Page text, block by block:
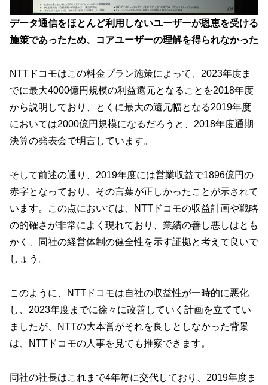
データ通信をほとんど利用しないユーザーが恩恵を受ける
施策であったため、コアユーザーの理解を得られなかった
NTTドコモはこの料金プラン施策によって、2023年度ま
でに最大4000億円規模の利益還元となることを2018年度
から説明しており、とくに最大の還元幅となる2019年度
においては2000億円規模になるだろうと、2018年度通期
決算の発表会で明言しています。
そして前述の通り、2019年度には営業収益で1896億円の
赤字となっており、その言葉が正しかったことが示されて
います。この点においては、NTTドコモの収益計画や戦略
の的確さが非常によく現れており、業績の善し悪しはとも
かく、同社の経営体制の健全性を示す証拠と考えて良いで
しょう。
このように、NTTドコモは自社の収益性が一時的に悪化
し、2023年度までに徐々に改善していく計画を立ててい
ましたが、NTTの大本営がそれを良しとしなかった背景
は、NTTドコモの人事を見ても推察できます。
同社の社長はこれまで4年毎に交代しており、2019年度ま